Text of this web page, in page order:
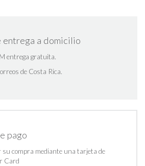
entrega a domicilio
entrega gratuita.
de Costa Rica.
pago
su compra mediante una tarjeta de
Card